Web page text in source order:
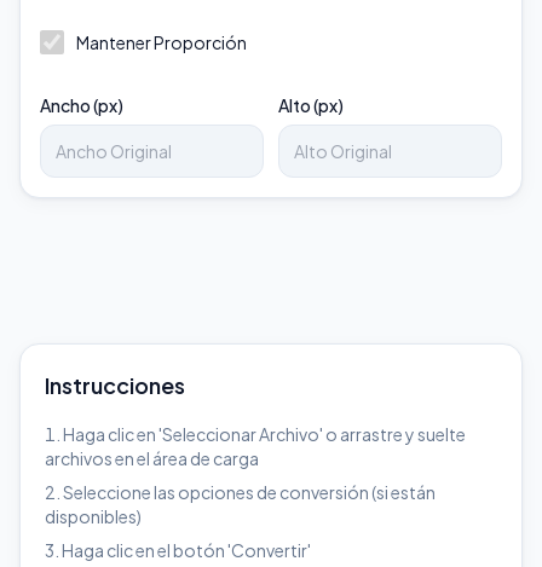
Mantener Proporción
Ancho (px) Alto (px)
Instrucciones
Haga clic en 'Seleccionar Archivo' o arrastre y suelte
archivos en el área de carga
Seleccione las opciones de conversión (si están
disponibles)
Haga clic en el botón 'Convertir'